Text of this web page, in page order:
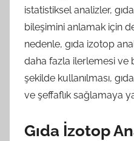
istatistiksel analizler,
bileşimini anlamak için
nedenle, gıda izotop
daha fazla ilerlemesi ve
şekilde kullanılması,
ve şeffaflık sağlamaya
Gıda İzotop